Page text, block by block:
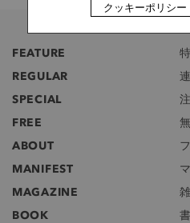
FEATURE
REGULAR
SPECIAL
FREE
ABOUT
MANIFEST
MAGAZINE
BOOK
クッキーポリシー